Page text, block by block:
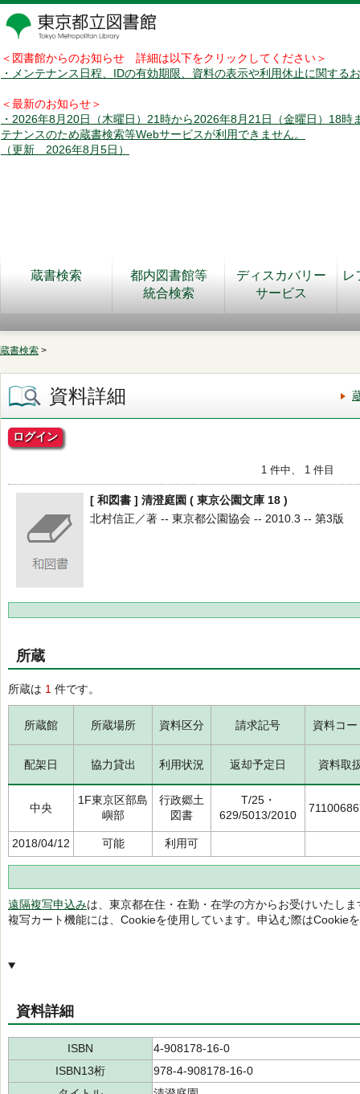
＜図書館からのお知らせ 詳細は以下をクリックしてください＞
・メンテナンス日程、IDの有効期限、資料の表示や利用休止に関する
＜最新のお知らせ＞
・2026年8月20日（木曜日）21時から2026年8月21日（金曜日）18時
テナンスのため蔵書検索等Webサービスが利用できません。
（更新 2026年8月5日）
蔵書検索
都内図書館等
統合検索
ディスカバリー
サービス
レ
蔵書検索 >
資料詳細
ログイン
1 件中、 1 件目
[ 和図書 ] 清澄庭園 ( 東京公園文庫 18 )
北村信正／著 -- 東京都公園協会 -- 2010.3 -- 第3版
所蔵
所蔵は 1 件です。
所蔵館 所蔵場所 資料区分 請求記号 資料コー
配架日 協力貸出 利用状況 返却予定日 資料取
中央
1F東京区部島
嶼部
行政郷土
図書
T/25・
629/5013/2010
2018/04/12 可能 利用可
遠隔複写申込みは、東京都在住・在勤・在学の方からお受けいたしま
複写カート機能には、Cookieを使用しています。申込む際はCookie
資料詳細
ISBN
4-908178-16-0
ISBN13桁
978-4-908178-16-0